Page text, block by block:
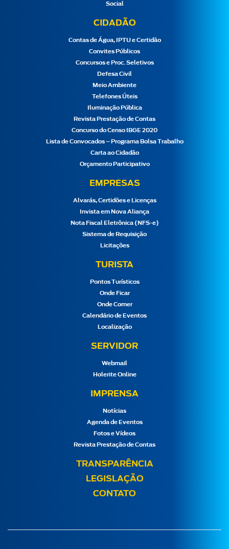
Social
CIDADÃO
Contas de Água, IPTU e Certidão
Convites Públicos
Concursos e Proc. Seletivos
Defesa Civil
Meio Ambiente
Telefones Úteis
Iluminação Pública
Revista Prestação de Contas
Concurso do Censo IBGE 2020
Lista de Convocados – Programa Bolsa Trabalho
Carta ao Cidadão
Orçamento Participativo
EMPRESAS
Alvarás, Certidões e Licenças
Invista em Nova Aliança
Nota Fiscal Eletrônica (NFS-e)
Sistema de Requisição
Licitações
TURISTA
Pontos Turísticos
Onde Ficar
Onde Comer
Calendário de Eventos
Localização
SERVIDOR
Webmail
Holerite Online
IMPRENSA
Notícias
Agenda de Eventos
Fotos e Vídeos
Revista Prestação de Contas
TRANSPARÊNCIA
LEGISLAÇÃO
CONTATO